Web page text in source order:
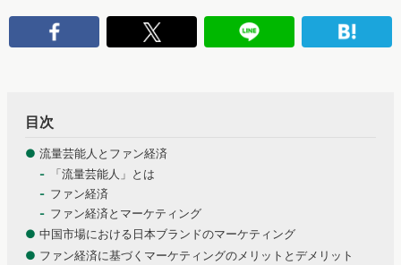
目次
● 流量芸能人とファン経済
「流量芸能人」とは
ファン経済
ファン経済とマーケティング
● 中国市場における日本ブランドのマーケティング
● ファン経済に基づくマーケティングのメリットとデメリット